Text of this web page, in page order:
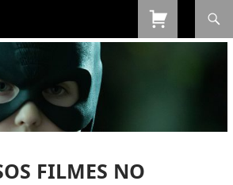
FILMES NO